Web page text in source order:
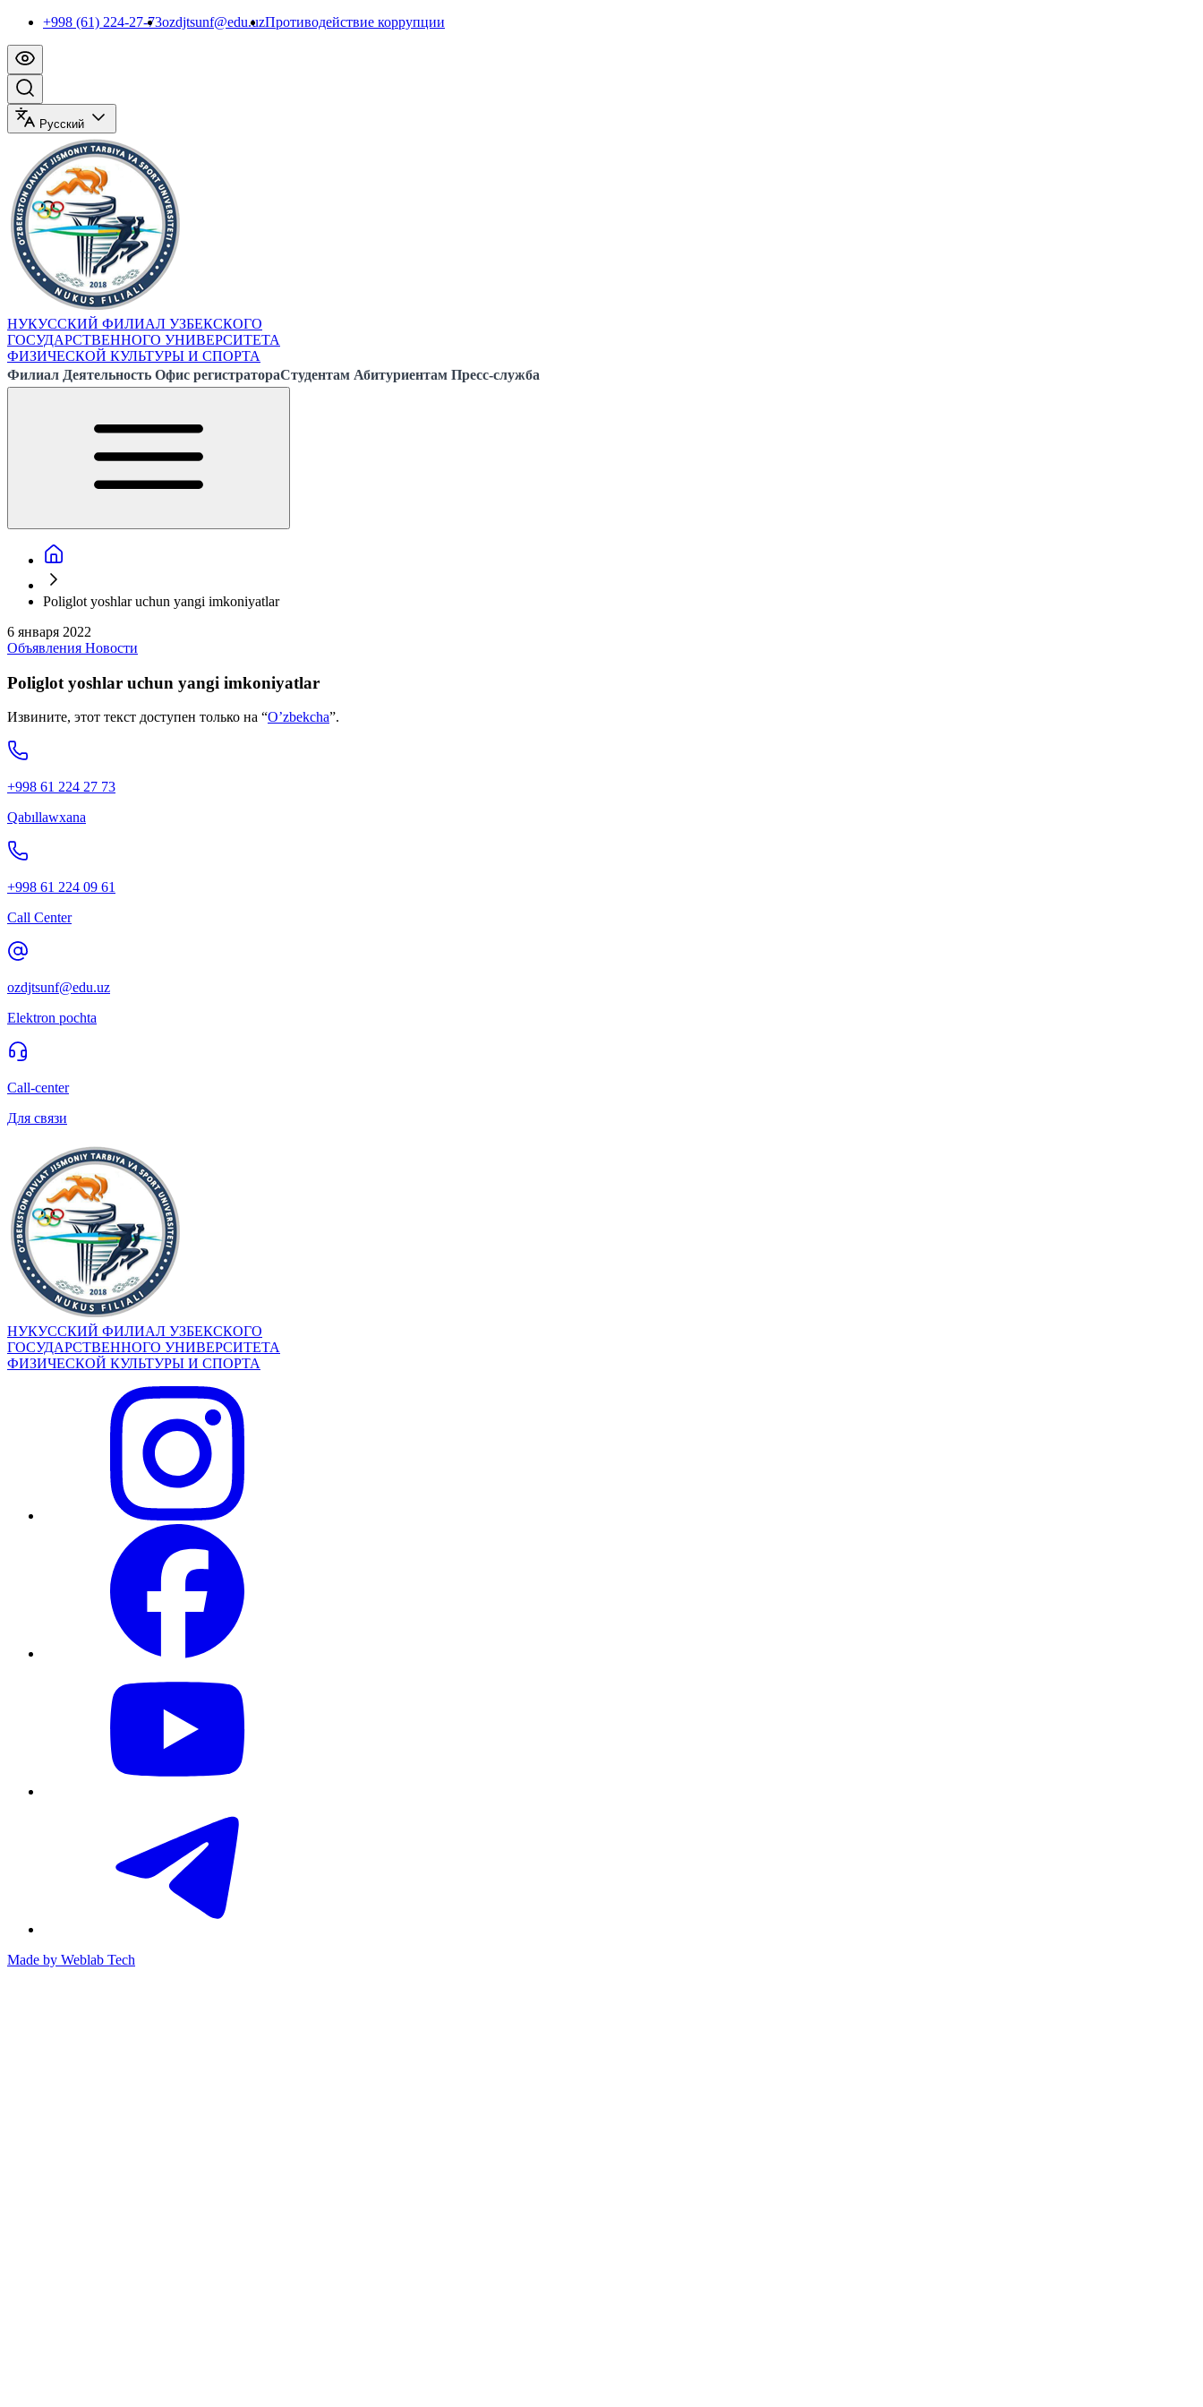
+998 (61) 224-27-73ozdjtsunf@edu.uzПротиводействие коррупции
Русский
НУКУССКИЙ ФИЛИАЛ УЗБЕКСКОГО
ГОСУДАРСТВЕННОГО УНИВЕРСИТЕТА
ФИЗИЧЕСКОЙ КУЛЬТУРЫ И СПОРТА
Филиал Деятельность Офис регистратораСтудентам Абитуриентам Пресс-служба
Poliglot yoshlar uchun yangi imkoniyatlar
6 января 2022
Объявления Новости
Poliglot yoshlar uchun yangi imkoniyatlar
Извините, этот текст доступен только на “O’zbekcha”.
+998 61 224 27 73
Qabıllawxana
+998 61 224 09 61
Call Center
ozdjtsunf@edu.uz
Elektron pochta
Call-center
Для связи
НУКУССКИЙ ФИЛИАЛ УЗБЕКСКОГО
ГОСУДАРСТВЕННОГО УНИВЕРСИТЕТА
ФИЗИЧЕСКОЙ КУЛЬТУРЫ И СПОРТА
Made by Weblab Tech